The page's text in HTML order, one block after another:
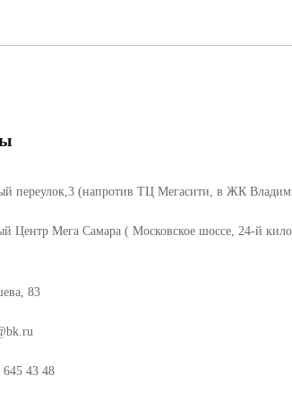
переулок,3 (напротив ТЦ Мегасити, в ЖК
Центр Мега Самара ( Московское шоссе, 24-й
83
43 48